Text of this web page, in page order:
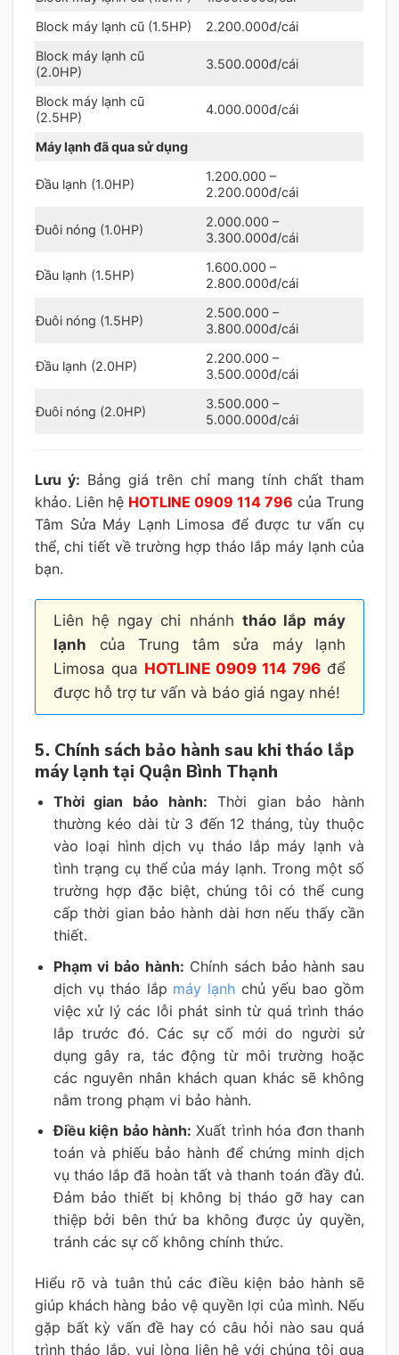
Block máy lạnh cũ (1.5HP)
2.200.000đ/cái
Block máy lạnh cũ
(2.0HP)
3.500.000đ/cái
Block máy lạnh cũ
(2.5HP)
4.000.000đ/cái
Máy lạnh đã qua sử dụng
Đầu lạnh (1.0HP)
1.200.000 –
2.200.000đ/cái
Đuôi nóng (1.0HP)
2.000.000 –
3.300.000đ/cái
Đầu lạnh (1.5HP)
1.600.000 –
2.800.000đ/cái
Đuôi nóng (1.5HP)
2.500.000 –
3.800.000đ/cái
Đầu lạnh (2.0HP)
2.200.000 –
3.500.000đ/cái
Đuôi nóng (2.0HP)
3.500.000 –
5.000.000đ/cái
Lưu ý: Bảng giá trên chỉ mang tính chất tham
khảo. Liên hệ HOTLINE 0909 114 796 của Trung
Tâm Sửa Máy Lạnh Limosa để được tư vấn cụ
thể, chi tiết về trường hợp tháo lắp máy lạnh của
bạn.
Liên hệ ngay chi nhánh tháo lắp máy
lạnh của Trung tâm sửa máy lạnh
Limosa qua HOTLINE 0909 114 796 để
được hỗ trợ tư vấn và báo giá ngay nhé!
5. Chính sách bảo hành sau khi tháo lắp
máy lạnh tại Quận Bình Thạnh
Thời gian bảo hành: Thời gian bảo hành
thường kéo dài từ 3 đến 12 tháng, tùy thuộc
vào loại hình dịch vụ tháo lắp máy lạnh và
tình trạng cụ thể của máy lạnh. Trong một số
trường hợp đặc biệt, chúng tôi có thể cung
cấp thời gian bảo hành dài hơn nếu thấy cần
thiết.
Phạm vi bảo hành: Chính sách bảo hành sau
dịch vụ tháo lắp máy lạnh chủ yếu bao gồm
việc xử lý các lỗi phát sinh từ quá trình tháo
lắp trước đó. Các sự cố mới do người sử
dụng gây ra, tác động từ môi trường hoặc
các nguyên nhân khách quan khác sẽ không
nằm trong phạm vi bảo hành.
Điều kiện bảo hành: Xuất trình hóa đơn thanh
toán và phiếu bảo hành để chứng minh dịch
vụ tháo lắp đã hoàn tất và thanh toán đầy đủ.
Đảm bảo thiết bị không bị tháo gỡ hay can
thiệp bởi bên thứ ba không được ủy quyền,
tránh các sự cố không chính thức.
Hiểu rõ và tuân thủ các điều kiện bảo hành sẽ
giúp khách hàng bảo vệ quyền lợi của mình. Nếu
gặp bất kỳ vấn đề hay có câu hỏi nào sau quá
trình tháo lắp, vui lòng liên hệ với chúng tôi qua